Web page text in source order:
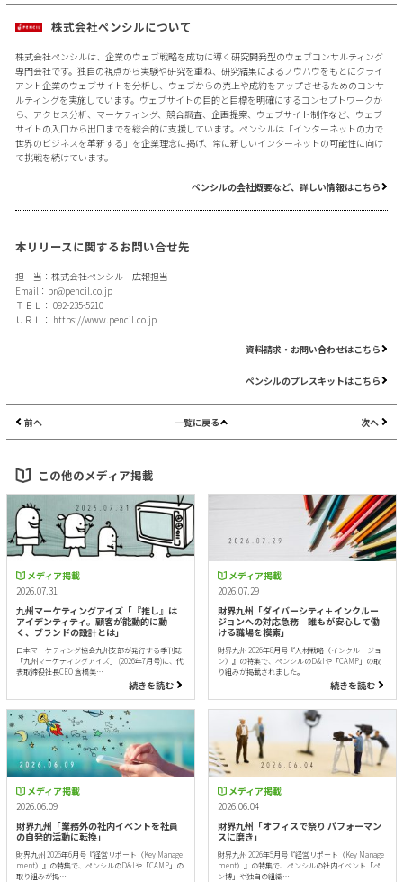
株式会社ペンシルについて
株式会社ペンシルは、企業のウェブ戦略を成功に導く研究開発型のウェブコンサルティング
専門会社です。独自の視点から実験や研究を重ね、研究結果によるノウハウをもとにクライ
アント企業のウェブサイトを分析し、ウェブからの売上や成約をアップさせるためのコンサ
ルティングを実施しています。ウェブサイトの目的と目標を明確にするコンセプトワークか
ら、アクセス分析、マーケティング、競合調査、企画提案、ウェブサイト制作など、ウェブ
サイトの入口から出口までを総合的に支援しています。ペンシルは「インターネットの力で
世界のビジネスを革新する」を企業理念に掲げ、常に新しいインターネットの可能性に向け
て挑戦を続けています。
ペンシルの会社概要など、詳しい情報はこちら
本リリースに関するお問い合せ先
担 当：株式会社ペンシル 広報担当
Email： pr@pencil.co.jp
ＴＥＬ： 092-235-5210
ＵＲＬ： https://www.pencil.co.jp
資料請求・お問い合わせはこちら
ペンシルのプレスキットはこちら
前へ 一覧に戻る 次へ
この他のメディア掲載
メディア掲載
2026.07.31
九州マーケティングアイズ「『推し』は
アイデンティティ。顧客が能動的に動
く、ブランドの設計とは」
日本マーケティング協会九州支部が発行する季刊誌
「九州マーケティングアイズ」 (2026年7月号)に、代
表取締役社長CEO 倉橋美…
続きを読む
メディア掲載
2026.07.29
財界九州「ダイバーシティ＋インクルー
ジョンへの対応急務 誰もが安心して働
ける職場を模索」
財界九州 2026年8月号『人材戦略（インクルージョ
ン）』の特集で、ペンシルのD&Iや「CAMP」の取
り組みが掲載されました。
続きを読む
メディア掲載
2026.06.09
財界九州「業務外の社内イベントを社員
の自発的活動に転換」
財界九州 2026年6月号『経営リポート（Key Manage
ment）』の特集で、ペンシルのD&Iや「CAMP」の
取り組みが掲…
メディア掲載
2026.06.04
財界九州「オフィスで祭り パフォーマン
スに磨き」
財界九州 2026年5月号『経営リポート（Key Manage
ment）』の特集で、ペンシルの社内イベント「ペ
ン博」や独自の組織…